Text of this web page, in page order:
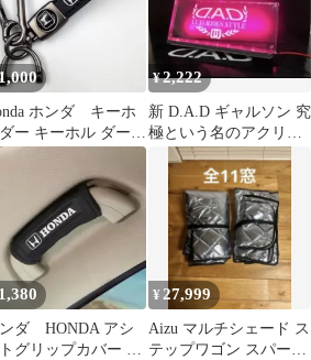
ホンダ キーホ
ー キーホル ダー
ーチェーン
¥2,222
新 D.A.D ギャルソン 究
極という名のアクリル
プレート ピンクに光る
1,380
ダ HONDA アシ
グリップカバー 2
¥27,999
Aizu マルチシェード ス
テップワゴン スパーダ